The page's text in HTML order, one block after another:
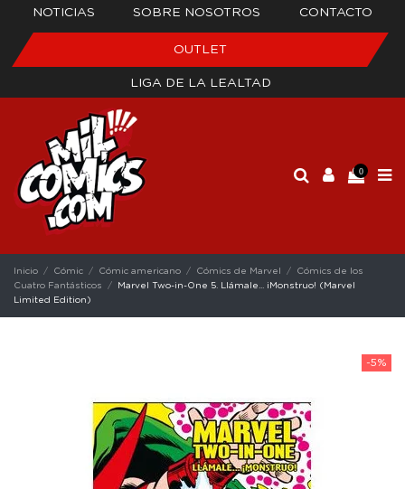
NOTICIAS SOBRE NOSOTROS CONTACTO
OUTLET
LIGA DE LA LEALTAD
0
Inicio Cómic Cómic americano Cómics de Marvel
Cómics de los
Cuatro Fantásticos
Marvel Two-in-One 5. Llámale... ¡Monstruo! (Marvel
Limited Edition)
-5%